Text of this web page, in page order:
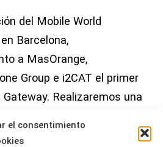
el consentimiento
del Mobile World
Barcelona,
a MasOrange,
Group e i2CAT el primer
Realizaremos una
(pabellón 4, stand 4F30).